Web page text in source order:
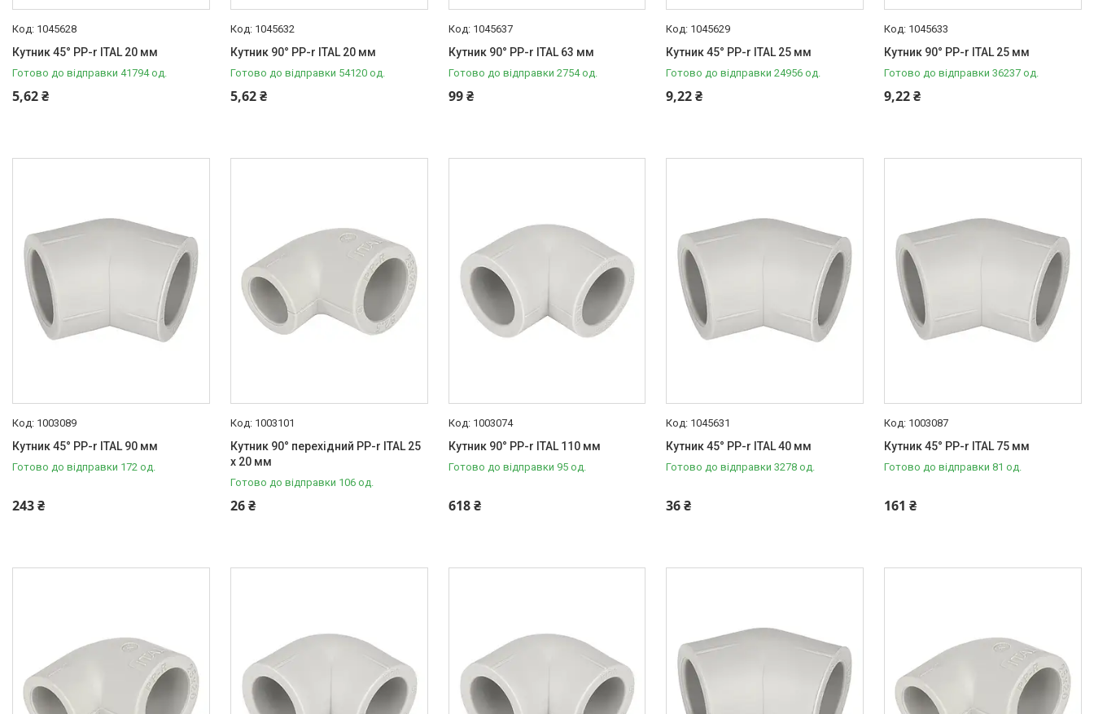
Фільтри для води
Інструмент
Пакувальні сантехнічні
1045628
Кутник 45° PP-r ITAL 20 мм
Готово до відправки 41794 од.
5,62 ₴
1045632
Кутник 90° PP-r ITAL 20 мм
Готово до відправки 54120 од.
5,62 ₴
1045637
Кутник 90° PP-r ITAL 63 мм
Готово до відправки 2754 од.
99 ₴
1045629
Кутник 45° PP-r ITAL 25 мм
Готово до відправки 24956 од.
9,22 ₴
1045633
Кутник 90° PP-r ITAL 25 мм
Готово до відправки 36237 од.
9,22 ₴
1003089
Кутник 45° PP-r ITAL 90 мм
Готово до відправки 172 од.
243 ₴
1003101
Кутник 90° перехідний PP-r ITAL 25
x 20 мм
Готово до відправки 106 од.
26 ₴
1003074
Кутник 90° PP-r ITAL 110 мм
Готово до відправки 95 од.
618 ₴
1045631
Кутник 45° PP-r ITAL 40 мм
Готово до відправки 3278 од.
36 ₴
1003087
Кутник 45° PP-r ITAL 75 мм
Готово до відправки 81 од.
161 ₴